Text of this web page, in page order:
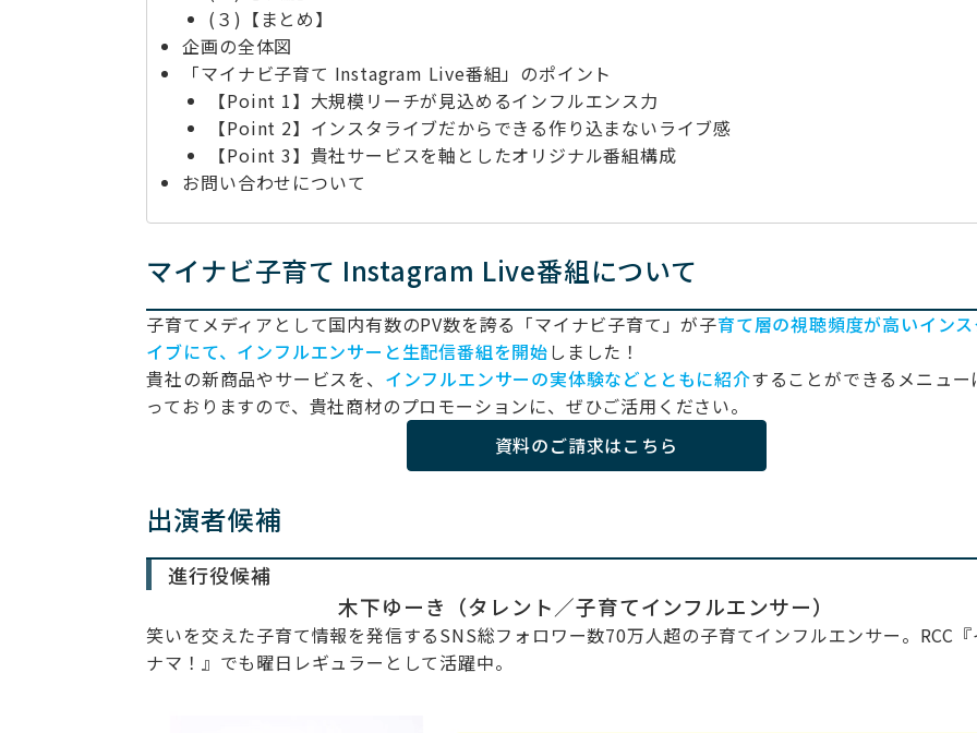
(３)【まとめ】
企画の全体図
「マイナビ子育て Instagram Live番組」のポイント
【Point 1】大規模リーチが見込めるインフルエンス力
【Point 2】インスタライブだからできる作り込まないライブ感
【Point 3】貴社サービスを軸としたオリジナル番組構成
お問い合わせについて
マイナビ子育て Instagram Live番組について
子育てメディアとして国内有数のPV数を誇る「マイナビ子育て」が子育て層の視聴頻度が高いイン
イブにて、インフルエンサーと生配信番組を開始しました！
貴社の新商品やサービスを、 インフルエンサーの実体験などとともに紹介することができるメニュー
っておりますので、貴社商材のプロモーションに、ぜひご活用ください。
資料のご請求はこちら
出演者候補
進行役候補
木下ゆーき（タレント／子育てインフルエンサー）
笑いを交えた子育て情報を発信するSNS総フォロワー数70万人超の子育てインフルエンサー。RCC
ナマ！』でも曜日レギュラーとして活躍中。